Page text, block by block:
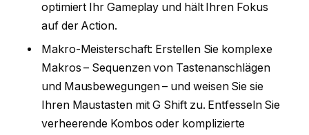
optimiert Ihr Gameplay und hält Ihren Fokus
auf der Action.
Makro-Meisterschaft: Erstellen Sie komplexe
Makros – Sequenzen von Tastenanschlägen
und Mausbewegungen – und weisen Sie sie
Ihren Maustasten mit G Shift zu. Entfesseln Sie
verheerende Kombos oder komplizierte